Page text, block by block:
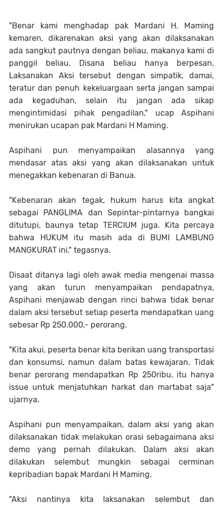
"Benar kami menghadap pak Mardani H. Maming
kemaren, dikarenakan aksi yang akan dilaksanakan
ada sangkut pautnya dengan beliau, makanya kami di
panggil beliau. Disana beliau hanya berpesan,
Laksanakan Aksi tersebut dengan simpatik, damai,
teratur dan penuh kekeluargaan serta jangan sampai
ada kegaduhan, selain itu jangan ada sikap
mengintimidasi pihak pengadilan," ucap Aspihani
menirukan ucapan pak Mardani H Maming.
Aspihani pun menyampaikan alasannya yang
mendasar atas aksi yang akan dilaksanakan untuk
menegakkan kebenaran di Banua.
"Kebenaran akan tegak, hukum harus kita angkat
sebagai PANGLIMA dan Sepintar-pintarnya bangkai
ditutupi, baunya tetap TERCIUM juga. Kita percaya
bahwa HUKUM itu masih ada di BUMI LAMBUNG
MANGKURAT ini," tegasnya.
Disaat ditanya lagi oleh awak media mengenai massa
yang akan turun menyampaikan pendapatnya,
Aspihani menjawab dengan rinci bahwa tidak benar
dalam aksi tersebut setiap peserta mendapatkan uang
sebesar Rp 250.000,- perorang.
"Kita akui, peserta benar kita berikan uang transportasi
dan konsumsi, namun dalam batas kewajaran. Tidak
benar perorang mendapatkan Rp 250ribu, itu hanya
issue untuk menjatuhkan harkat dan martabat saja"
ujarnya.
Aspihani pun menyampaikan, dalam aksi yang akan
dilaksanakan tidak melakukan orasi sebagaimana aksi
demo yang pernah dilakukan. Dalam aksi akan
dilakukan selembut mungkin sebagai cerminan
kepribadian bapak Mardani H Maming.
"Aksi nantinya kita laksanakan selembut dan